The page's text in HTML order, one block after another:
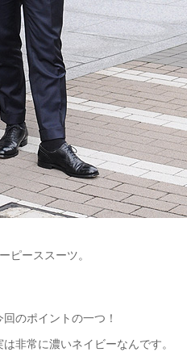
ピーススーツ。
のポイントの一つ！
非常に濃いネイビーなんです。